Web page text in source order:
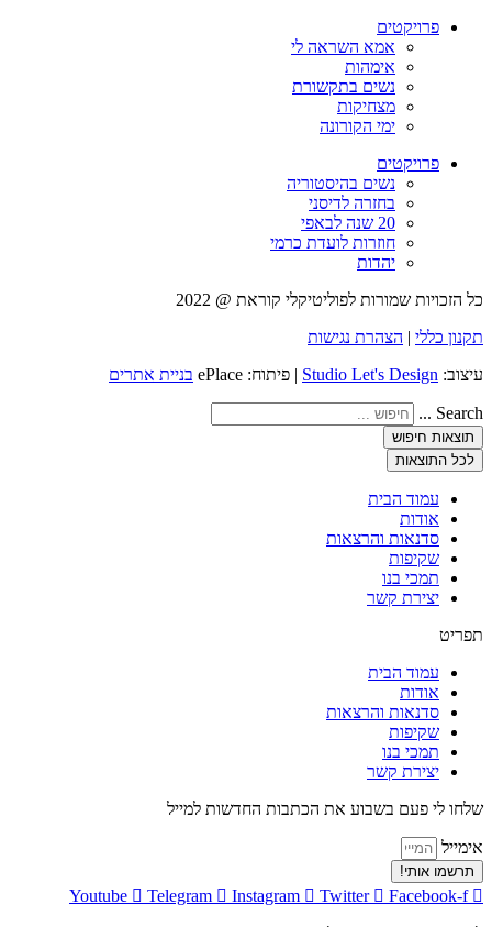
פרויקטים
אמא השראה לי
אימהות
נשים בתקשורת
מצחיקות
ימי הקורונה
פרויקטים
נשים בהיסטוריה
בחזרה לדיסני
20 שנה לבאפי
חוזרות לועדת כרמי
יהדות
כל הזכויות שמורות לפוליטיקלי קוראת @ 2022
תקנון כללי | הצהרת נגישות
עיצוב: Studio Let's Design | פיתוח: ePlace בניית אתרים
Search ...
תוצאות חיפוש
לכל התוצאות
עמוד הבית
אודות
סדנאות והרצאות
שקיפות
תמכי בנו
יצירת קשר
תפריט
עמוד הבית
אודות
סדנאות והרצאות
שקיפות
תמכי בנו
יצירת קשר
שלחו לי פעם בשבוע את הכתבות החדשות למייל
אימייל
תרשמו אותי!
Youtube Telegram Instagram Twitter Facebook-f